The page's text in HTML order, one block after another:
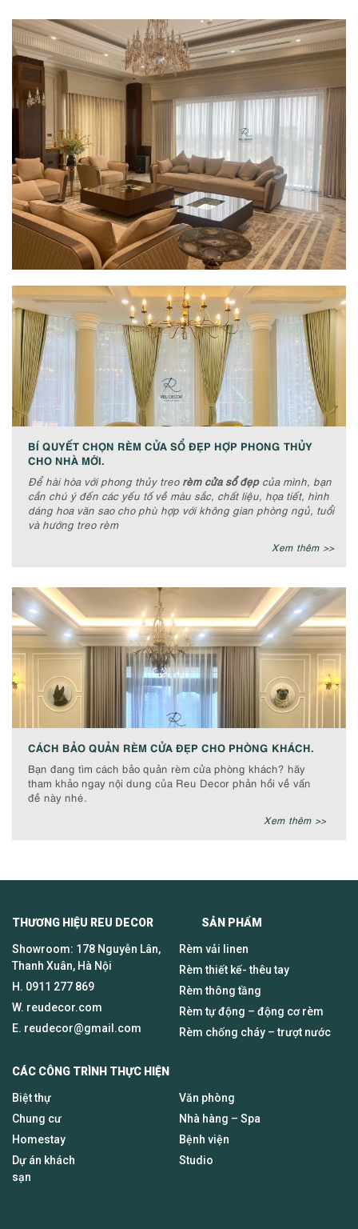
BÍ QUYẾT CHỌN RÈM CỬA SỔ ĐẸP HỢP PHONG THỦY
CHO NHÀ MỚI.
Để hài hòa với phong thủy treo rèm cửa sổ đẹpcủa mình, bạn
cần chú ý đến các yếu tố về màu sắc, chất liệu, họa tiết, hình
dáng hoa văn sao cho phù hợp với không gian phòng ngủ, tuổi
và hướng treo rèm
Xem thêm >>
CÁCH BẢO QUẢN RÈM CỬA ĐẸP CHO PHÒNG KHÁCH.
Bạn đang tìm cách bảo quản rèm cửa phòng khách? hãy
tham khảo ngay nội dung của Reu Decor phản hồi về vấn
đề này nhé.
Xem thêm >>
THƯƠNG HIỆU REU DECOR SẢN PHẨM
Showroom: 178 Nguyễn Lân,
Thanh Xuân, Hà Nội
H. 0911 277 869
W. reudecor.com
E. reudecor@gmail.com
Rèm vải linen
Rèm thiết kế- thêu tay
Rèm thông tầng
Rèm tự động – động cơ rèm
Rèm chống cháy – trượt nước
CÁC CÔNG TRÌNH THỰC HIỆN
Biệt thự
Chung cư
Homestay
Dự án khách
sạn
Văn phòng
Nhà hàng – Spa
Bệnh viện
Studio